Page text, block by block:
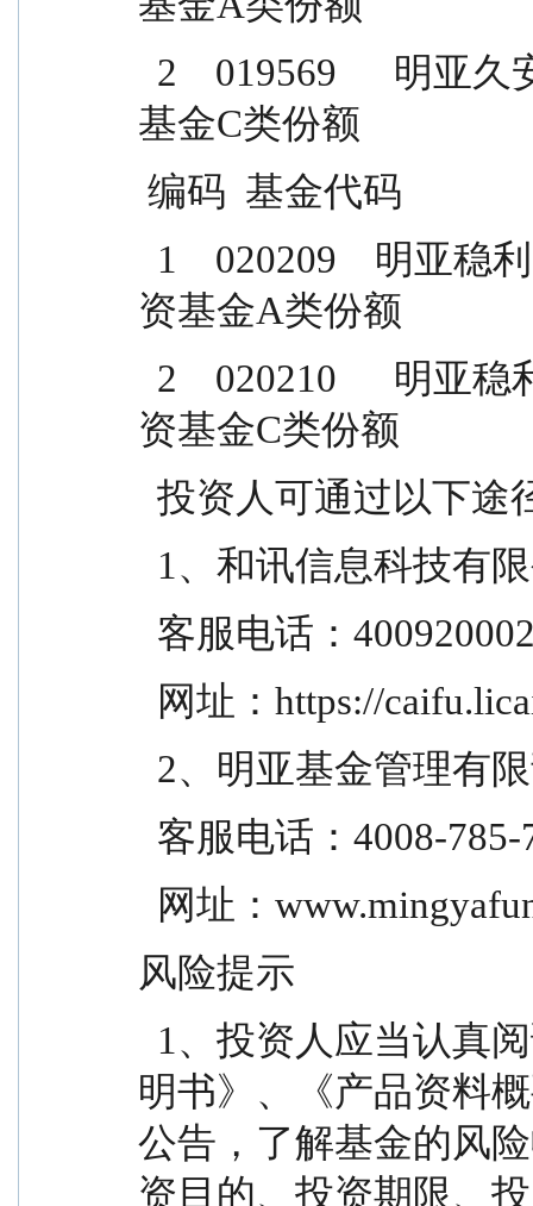
基金C类份额
编码  基金代码
资基金A类份额
资基金C类份额
投资人可通过以下
1、和讯信息科技有
客服电话：
网址：https://
2、明亚基金管理有
客服电话：4008-
网址：
风险提示
明书》、《产品资料
公告，了解基金的风
资目的、投资期限、